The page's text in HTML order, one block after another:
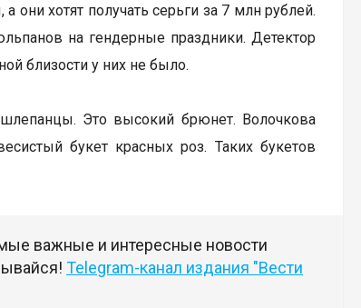
хотят получать серьги за 7 млн рублей.
на гендерные праздники. Детектор
близости у них не было.
Это высокий брюнет. Волочкова
букет красных роз. Таких букетов
важные и интересные новости
Telegram-канал издания "Вести